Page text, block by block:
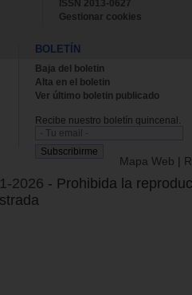
ISSN 2013-0627
Gestionar cookies
BOLETÍN
Baja del boletin
Alta en el boletin
Ver último boletin publicado
Recibe nuestro boletín quincenal.
Mapa Web |
2026 - Prohibida la